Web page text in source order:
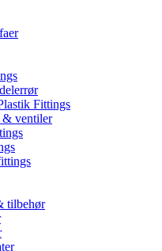
Fittings
& ventiler
tilbehør